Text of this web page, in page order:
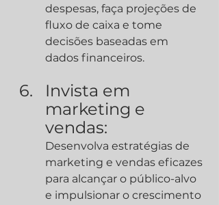
despesas, faça projeções de
fluxo de caixa e tome
decisões baseadas em
dados financeiros.
Invista em
marketing e
vendas:
Desenvolva estratégias de
marketing e vendas eficazes
para alcançar o público-alvo
e impulsionar o crescimento